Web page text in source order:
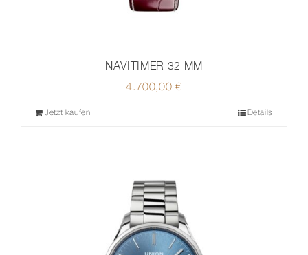
NAVITIMER 32 MM
4.700,00€
Jetzt kaufen Details